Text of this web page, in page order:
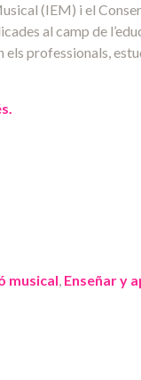
(IEM) i el
al camp de
els professionals,
musical, Enseñar y